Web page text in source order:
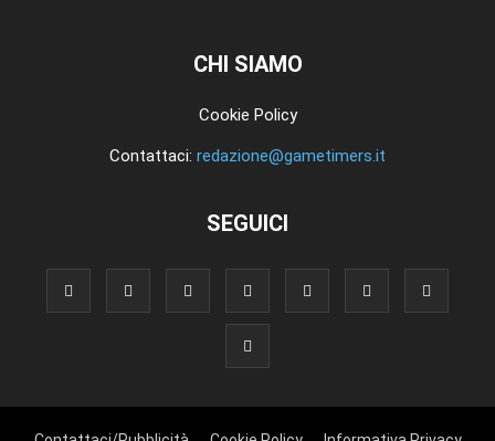
CHI SIAMO
Cookie Policy
Contattaci: redazione@gametimers.it
SEGUICI